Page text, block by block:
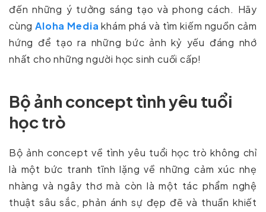
đến những ý tưởng sáng tạo và phong cách. Hãy
cùngAloha Media khám phá và tìm kiếm nguồn cảm
hứng để tạo ra những bức ảnh kỷ yếu đáng nhớ
nhất cho những người học sinh cuối cấp!
Bộ ảnh concept tình yêu tuổi
học trò
Bộ ảnh concept về tình yêu tuổi học trò không chỉ
là một bức tranh tĩnh lặng về những cảm xúc nhẹ
nhàng và ngây thơ mà còn là một tác phẩm nghệ
thuật sâu sắc, phản ánh sự đẹp đẽ và thuần khiết